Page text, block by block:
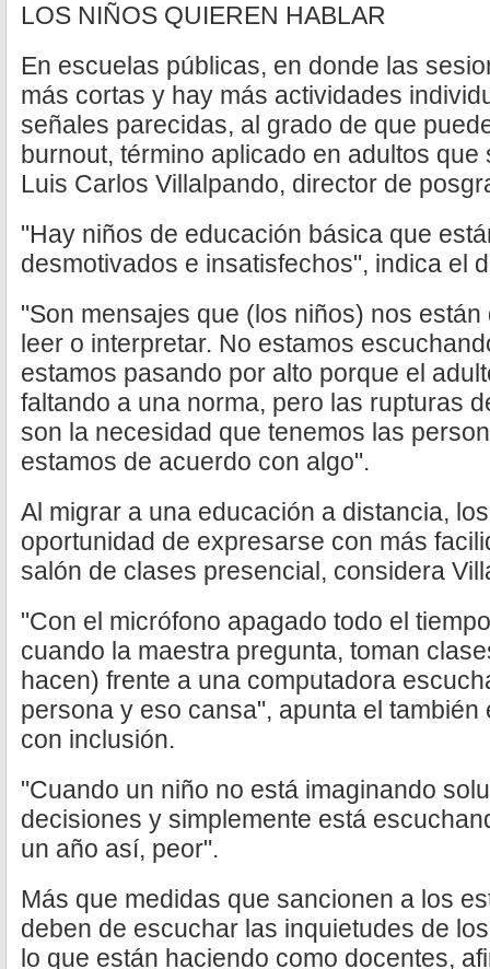
LOS NIÑOS QUIEREN HABLAR
En escuelas públicas, en donde las
más cortas y hay más actividades
señales parecidas, al grado de que
burnout, término aplicado en adultos
Luis Carlos Villalpando, director de
"Hay niños de educación básica que
desmotivados e insatisfechos", indica el
"Son mensajes que (los niños) nos
leer o interpretar. No estamos
estamos pasando por alto porque el
faltando a una norma, pero las rupturas
son la necesidad que tenemos las
estamos de acuerdo con algo".
Al migrar a una educación a distancia,
oportunidad de expresarse con más
salón de clases presencial, considera
"Con el micrófono apagado todo el
cuando la maestra pregunta, toman
hacen) frente a una computadora
persona y eso cansa", apunta el
con inclusión.
"Cuando un niño no está imaginando
decisiones y simplemente está
un año así, peor".
Más que medidas que sancionen a los
deben de escuchar las inquietudes de
lo que están haciendo como docentes,